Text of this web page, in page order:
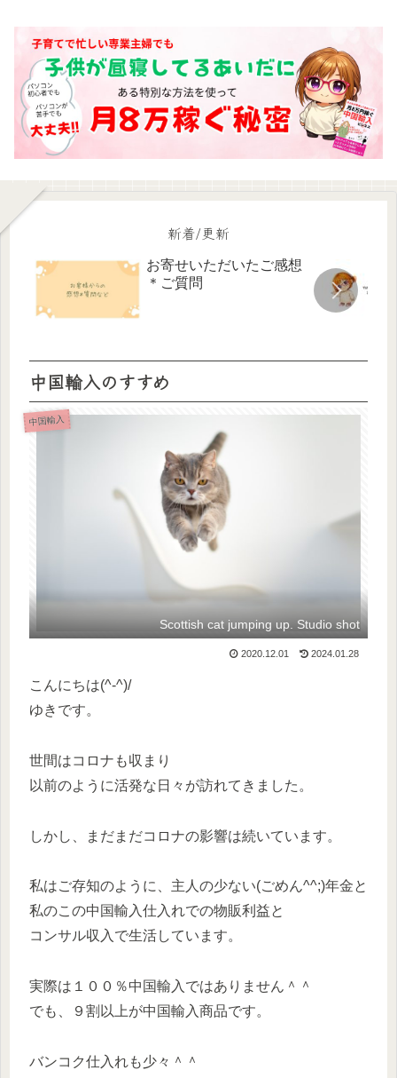
新着/更新
お寄せいただいたご感想
＊ご質問
中国輸入のすすめ
中国輸入
Scottish cat jumping up. Studio shot
2020.12.01 2024.01.28
こんにちは(^-^)/
ゆきです。
世間はコロナも収まり
以前のように活発な日々が訪れてきました。
しかし、まだまだコロナの影響は続いています。
私はご存知のように、主人の少ない(ごめん^^;)年金と
私のこの中国輸入仕入れでの物販利益と
コンサル収入で生活しています。
実際は１００％中国輸入ではありません＾＾
でも、９割以上が中国輸入商品です。
バンコク仕入れも少々＾＾